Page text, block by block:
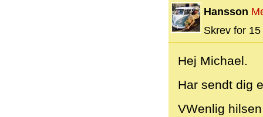
Hansson
Skrev for
Hej Michael.
Har sendt dig
VWenlig hilsen